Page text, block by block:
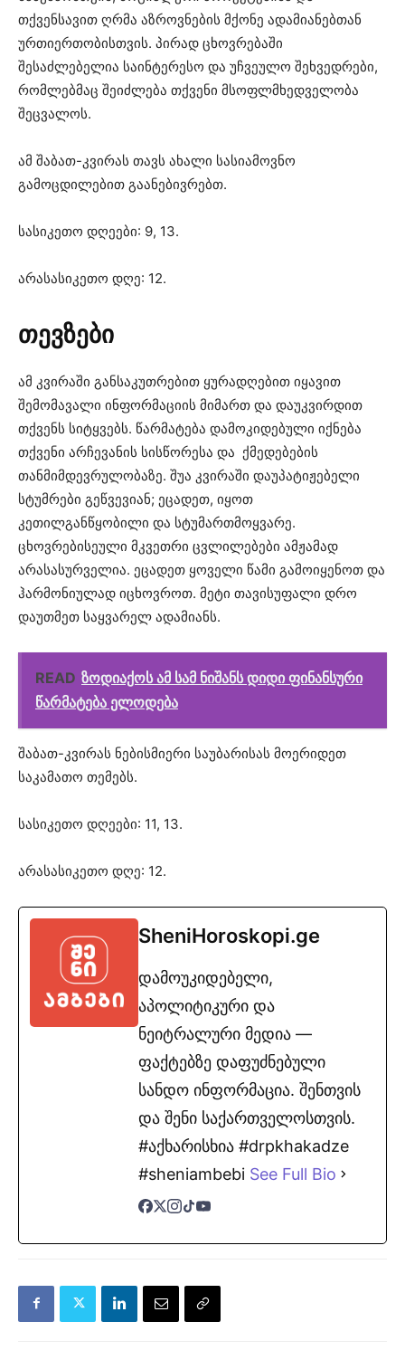
თქვენსავით ღრმა აზროვნების მქონე ადამიანებთან
ურთიერთობისთვის. პირად ცხოვრებაში
შესაძლებელია საინტერესო და უჩვეულო შეხვედრები,
რომლებმაც შეიძლება თქვენი მსოფლმხედველობა
შეცვალოს.
ამ შაბათ-კვირას თავს ახალი სასიამოვნო
გამოცდილებით გაანებივრებთ.
სასიკეთო დღეები: 9, 13.
არასასიკეთო დღე: 12.
თევზები
ამ კვირაში განსაკუთრებით ყურადღებით იყავით
შემომავალი ინფორმაციის მიმართ და დაუკვირდით
თქვენს სიტყვებს. წარმატება დამოკიდებული იქნება
თქვენი არჩევანის სისწორესა და ქმედებების
თანმიმდევრულობაზე. შუა კვირაში დაუპატიჟებელი
სტუმრები გეწვევიან; ეცადეთ, იყოთ
კეთილგანწყობილი და სტუმართმოყვარე.
ცხოვრებისეული მკვეთრი ცვლილებები ამჟამად
არასასურველია. ეცადეთ ყოველი წამი გამოიყენოთ და
ჰარმონიულად იცხოვროთ. მეტი თავისუფალი დრო
დაუთმეთ საყვარელ ადამიანს.
READ ზოდიაქოს ამ სამ ნიშანს დიდი ფინანსური
წარმატება ელოდება
შაბათ-კვირას ნებისმიერი საუბარისას მოერიდეთ
საკამათო თემებს.
სასიკეთო დღეები: 11, 13.
არასასიკეთო დღე: 12.
SheniHoroskopi.ge
დამოუკიდებელი,
აპოლიტიკური და
ნეიტრალური მედია —
ფაქტებზე დაფუძნებული
სანდო ინფორმაცია. შენთვის
და შენი საქართველოსთვის.
#აქხარისხია #drpkhakadze
#sheniambebi See Full Bio